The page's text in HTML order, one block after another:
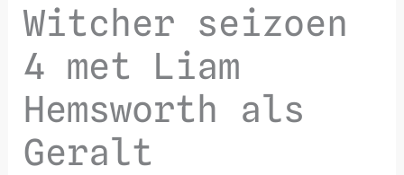
Witcher seizoen
4 met Liam
Hemsworth als
Geralt